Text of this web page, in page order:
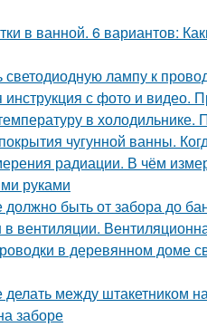
в ванной. 6 вариантов:
светодиодную лампу к
с фото и видео.
в
чугунной ванны.
радиации. В чём
руками
должно быть от забора до
вентиляции.
в деревянном доме
делать между штакетником
заборе